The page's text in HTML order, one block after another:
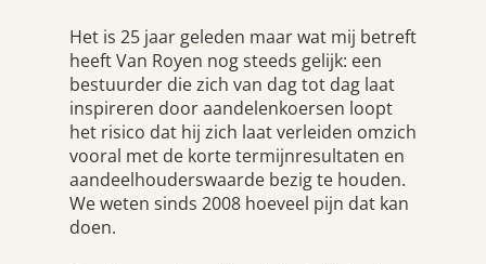
Het is 25 jaar geleden maar wat mij betreft
heeft Van Royen nog steeds gelijk: een
bestuurder die zich van dag tot dag laat
inspireren door aandelenkoersen loopt
het risico dat hij zich laat verleiden omzich
vooral met de korte termijnresultaten en
aandeelhouderswaarde bezig te houden.
We weten sinds 2008 hoeveel pijn dat kan
doen.